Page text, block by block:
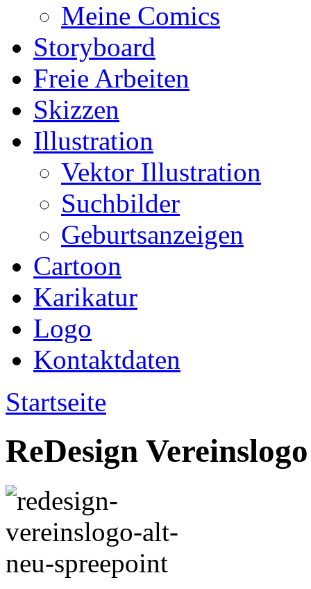
Meine Comics
Storyboard
Freie Arbeiten
Skizzen
Illustration
Vektor Illustration
Suchbilder
Geburtsanzeigen
Cartoon
Karikatur
Logo
Kontaktdaten
Startseite
ReDesign Vereinslogo